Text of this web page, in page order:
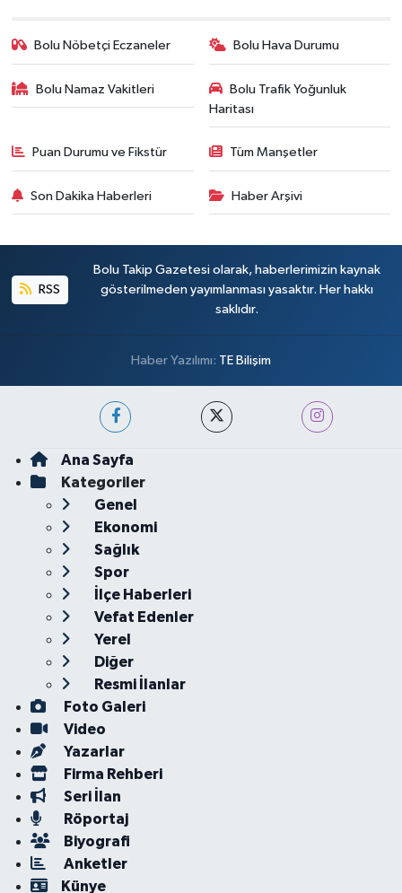
Bolu Nöbetçi Eczaneler Bolu Hava Durumu
Bolu Namaz Vakitleri
Bolu Trafik Yoğunluk
Haritası
Puan Durumu ve Fikstür Tüm Manşetler
Son Dakika Haberleri Haber Arşivi
RSS
Bolu Takip Gazetesi olarak, haberlerimizin kaynak
gösterilmeden yayımlanması yasaktır. Her hakkı
saklıdır.
Haber Yazılımı: TE Bilişim
Ana Sayfa
Kategoriler
Genel
Ekonomi
Sağlık
Spor
İlçe Haberleri
Vefat Edenler
Yerel
Diğer
Resmi İlanlar
Foto Galeri
Video
Yazarlar
Firma Rehberi
Seri İlan
Röportaj
Biyografi
Anketler
Künye